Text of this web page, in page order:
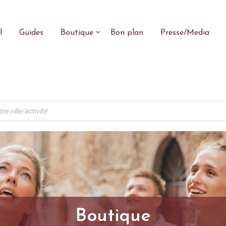
Guides Boutique Bon plan Presse/Media
Boutique